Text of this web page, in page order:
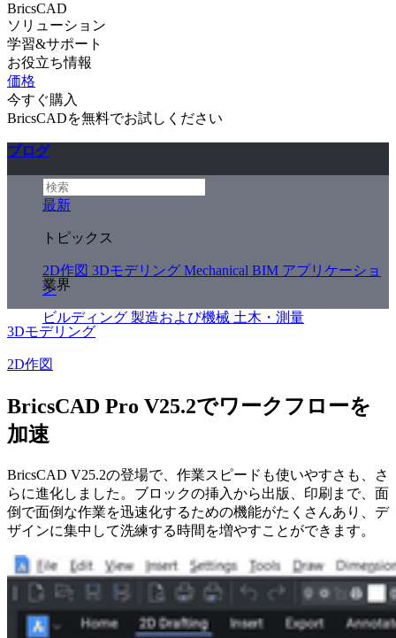
BricsCAD
ソリューション
学習&サポート
お役立ち情報
価格
今すぐ購入
BricsCADを無料でお試しください
ブログ
最新
トピックス
2D作図 3Dモデリング Mechanical BIM アプリケーショ
ン
業界
ビルディング 製造および機械 土木・測量
3Dモデリング
2D作図
BricsCAD Pro V25.2でワークフローを
加速
BricsCAD V25.2の登場で、作業スピードも使いやすさも、さ
らに進化しました。ブロックの挿入から出版、印刷まで、面
倒で面倒な作業を迅速化するための機能がたくさんあり、デ
ザインに集中して洗練する時間を増やすことができます。